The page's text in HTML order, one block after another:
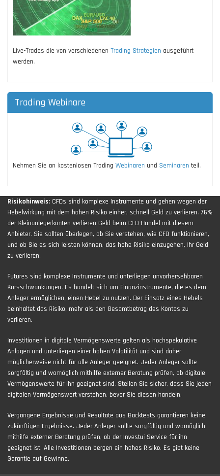
Live-Trades die von verschiedenen Trading Strategien ausgeführt
werden.
Trading Webinare
Nehmen Sie an kostenlosen Trading Webinaren und Seminaren teil.
Risikohinweis: CFDs sind komplexe Instrumente und gehen wegen der
Hebelwirkung mit dem hohen Risiko einher, schnell Geld zu verlieren. 76%
der Kleinanlegerkonten verlieren Geld beim CFD-Handel mit diesem
Anbieter. Sie sollten überlegen, ob Sie verstehen, wie CFD funktionieren,
und ob Sie es sich leisten können, das hohe Risiko einzugehen, Ihr Geld
zu verlieren.
Futures sind komplexe Instrumente und unterliegen unvorhersehbaren
Kursschwankungen. Es handelt sich um Finanzinstrumente, die es dem
Anleger ermöglichen, einen Hebel zu nutzen. Der Einsatz eines Hebels
beinhaltet das Risiko, mehr als den Gesamtbetrag des Kontos zu
verlieren.
Investitionen in digitale Vermögenswerte gelten als hochspekulative
Anlagen und unterliegen einer hohen Volatilität und sind daher
möglicherweise nicht für alle Anleger geeignet. Jeder Anleger sollte
sorgfältig und womöglich mithilfe externer Beratung prüfen, ob digitale
Vermögenswerte für ihn geeignet sind. Stellen Sie sicher, dass Sie jeden
digitalen Vermögenswert verstehen, bevor Sie diesen handeln.
Vergangene Ergebnisse und Resultate aus Backtests garantieren keine
zukünftigen Ergebnisse. Jeder Anleger sollte sorgfältig und womöglich
mithilfe externer Beratung prüfen, ob der Investui Service für ihn
geeignet ist. Alle Investitionen bergen ein hohes Risiko. Es gibt keine
Garantie auf Gewinne.